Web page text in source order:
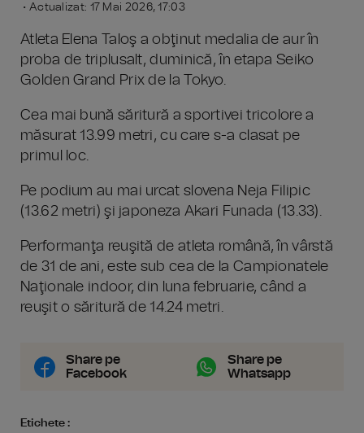
• Actualizat: 17 Mai 2026, 17:03
Atleta Elena Taloş a obţinut medalia de aur în
proba de triplusalt, duminică, în etapa Seiko
Golden Grand Prix de la Tokyo.
Cea mai bună săritură a sportivei tricolore a
măsurat 13.99 metri, cu care s-a clasat pe
primul loc.
Pe podium au mai urcat slovena Neja Filipic
(13.62 metri) şi japoneza Akari Funada (13.33).
Performanţa reuşită de atleta română, în vârstă
de 31 de ani, este sub cea de la Campionatele
Naţionale indoor, din luna februarie, când a
reuşit o săritură de 14.24 metri.
Share pe
Facebook
Share pe
Whatsapp
Etichete :